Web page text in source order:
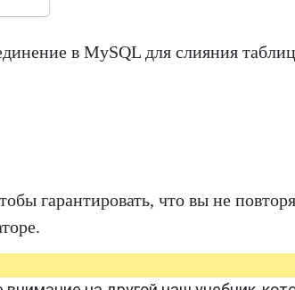
в MySQL для слияния
гарантировать, что вы не